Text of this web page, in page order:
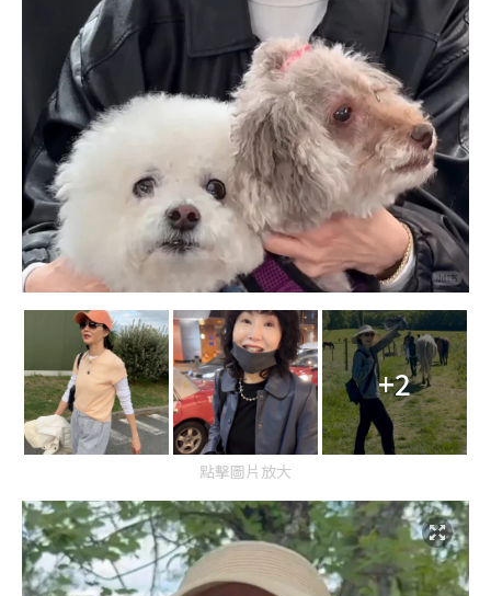
+2
點擊圖片放大